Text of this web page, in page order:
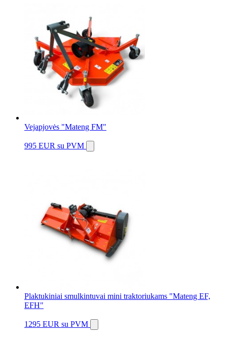
Vejapjovės "Mateng FM"
995 EUR su PVM
Plaktukiniai smulkintuvai mini traktoriukams "Mateng EF,
EFH"
1295 EUR su PVM